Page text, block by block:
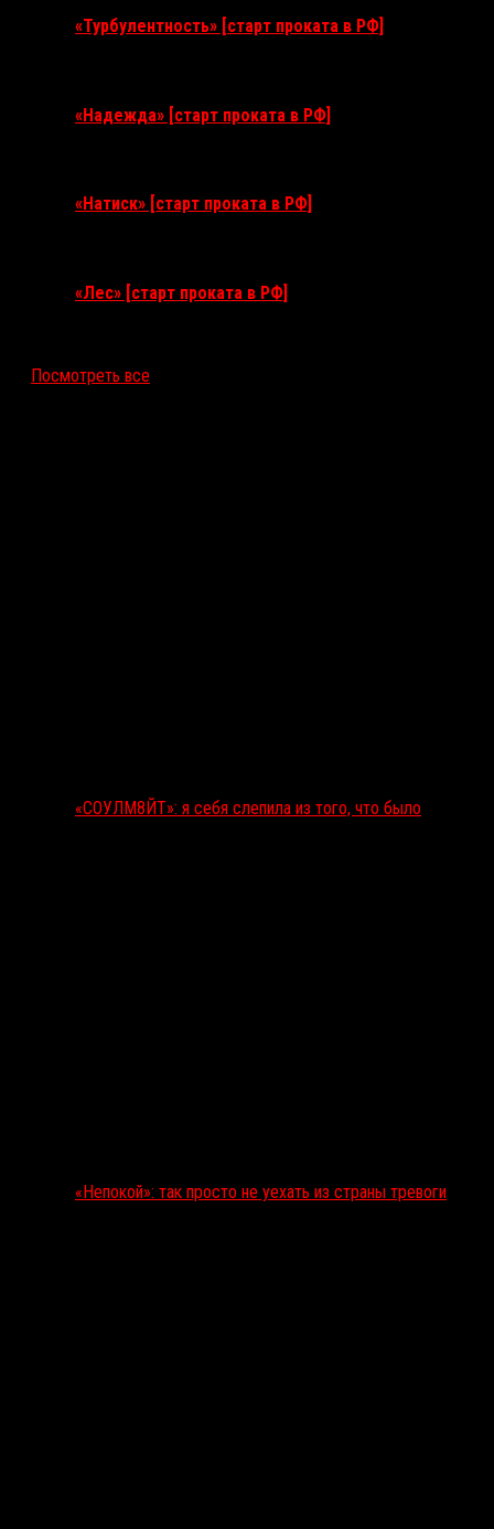
«Турбулентность» [старт проката в РФ]
«Надежда» [старт проката в РФ]
«Натиск» [старт проката в РФ]
«Лес» [старт проката в РФ]
Посмотреть все
«СОУЛМ8ЙТ»: я себя слепила из того, что было
«Непокой»: так просто не уехать из страны тревоги